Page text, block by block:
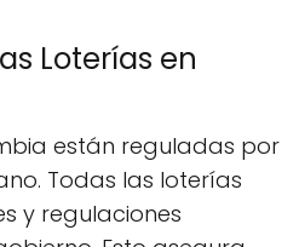
Loterías en
están reguladas por
Todas las loterías
y regulaciones